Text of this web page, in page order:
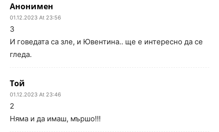
Анонимен
01.12.2023 At 23:56
3
И говедата са зле, и Ювентина.. ще е интересно да се
гледа.
Той
01.12.2023 At 23:46
2
Няма и да имаш, мършо!!!